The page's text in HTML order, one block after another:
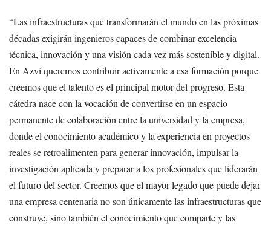
“Las infraestructuras que transformarán el mundo en las próximas
décadas exigirán ingenieros capaces de combinar excelencia
técnica, innovación y una visión cada vez más sostenible y digital.
En Azvi queremos contribuir activamente a esa formación porque
creemos que el talento es el principal motor del progreso. Esta
cátedra nace con la vocación de convertirse en un espacio
permanente de colaboración entre la universidad y la empresa,
donde el conocimiento académico y la experiencia en proyectos
reales se retroalimenten para generar innovación, impulsar la
investigación aplicada y preparar a los profesionales que liderarán
el futuro del sector. Creemos que el mayor legado que puede dejar
una empresa centenaria no son únicamente las infraestructuras que
construye, sino también el conocimiento que comparte y las